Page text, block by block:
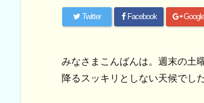
Twitter Facebook
みなさまこんばんは。週末の土
降るスッキリとしない天候でし